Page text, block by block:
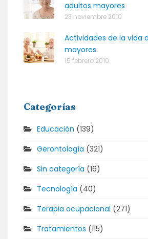
adultos mayores
23 noviembre 2010
Actividades de la vida
mayores
15 febrero 2010
Categorías
Educación (139)
Gerontología (321)
Sin categoría (16)
Tecnología (40)
Terapia ocupacional (271)
Tratamientos (115)